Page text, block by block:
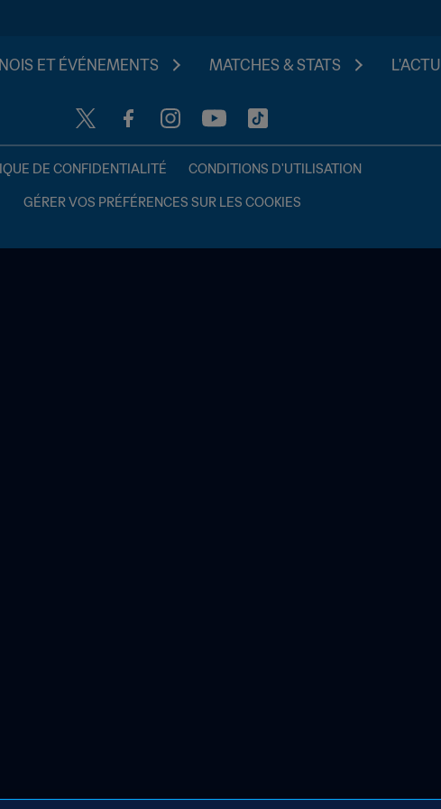
ET ÉVÉNEMENTS MATCHES & STATS L'ACTU
DE CONFIDENTIALITÉ CONDITIONS D'UTILISATION
GÉRER VOS PRÉFÉRENCES SUR LES COOKIES